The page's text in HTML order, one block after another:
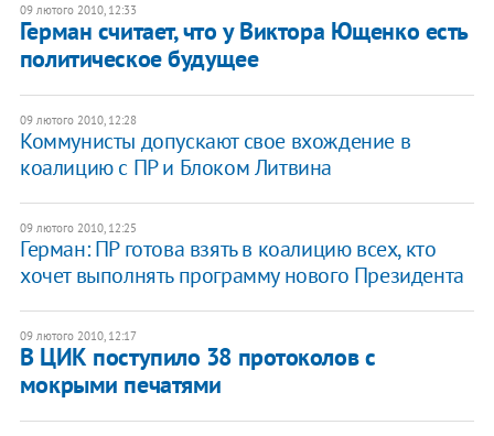
09 лютого 2010, 12:33
Герман считает, что у Виктора Ющенко есть
политическое будущее
09 лютого 2010, 12:28
Коммунисты допускают свое вхождение в
коалицию с ПР и Блоком Литвина
09 лютого 2010, 12:25
Герман: ПР готова взять в коалицию всех, кто
хочет выполнять программу нового Президента
09 лютого 2010, 12:17
В ЦИК поступило 38 протоколов с
мокрыми печатями